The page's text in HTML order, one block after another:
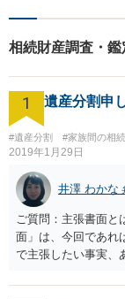
相続財産調査・
1 遺産分割申
#遺産分割 #家族間の相
2019年1月29日
井澤 わかな
ご質問：主張書面
面」は、今回であれ
で主張したい事実、
ります。 もし、主